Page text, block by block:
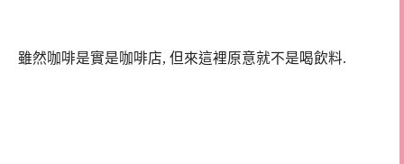
雖然咖啡是實是咖啡店, 但來這裡原意就不是喝飲料.